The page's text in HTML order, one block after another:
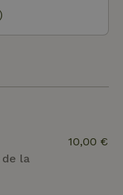
le long de
chemins
notre
!
de la
10,00 €